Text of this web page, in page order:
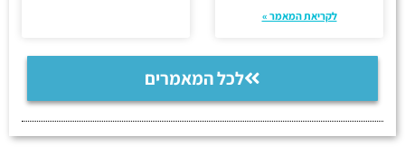
לקריאת המאמר »
לכל המאמרים